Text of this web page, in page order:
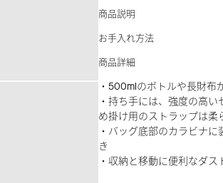
商品説明
お手入れ方法
商品詳細
・500mlのボトルや長財布
・持ち手には、強度の高
め掛け用のストラップは柔
・バッグ底部のカラビナ
き
・収納と移動に便利なダス